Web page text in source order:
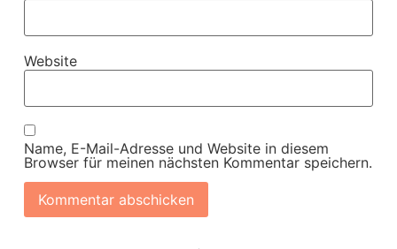
Website
Name, E-Mail-Adresse und Website in diesem
Browser für meinen nächsten Kommentar speichern.